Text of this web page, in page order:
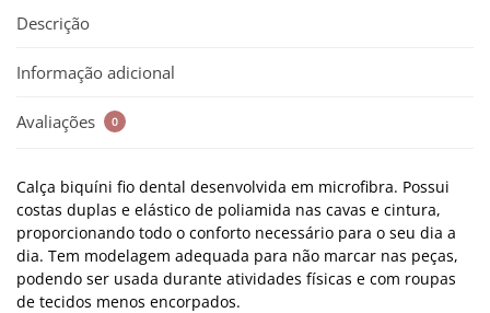
Descrição
Informação adicional
Avaliações 0
Calça biquíni fio dental desenvolvida em microfibra. Possui
costas duplas e elástico de poliamida nas cavas e cintura,
proporcionando todo o conforto necessário para o seu dia a
dia. Tem modelagem adequada para não marcar nas peças,
podendo ser usada durante atividades físicas e com roupas
de tecidos menos encorpados.